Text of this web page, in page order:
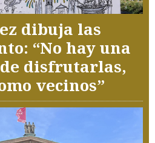
dibuja las
“No hay una
disfrutarlas,
vecinos”